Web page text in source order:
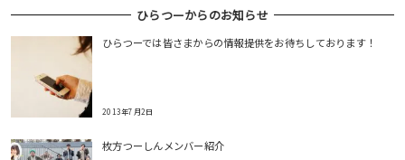
ひらつーからのお知らせ
ひらつーでは皆さまからの情報提供をお待ちしております！
2013年7月2日
枚方つーしんメンバー紹介